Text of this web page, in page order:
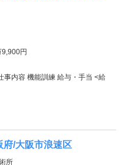
9,900円
事内容 機能訓練 給与・手当 <給
府/大阪市浪速区
所